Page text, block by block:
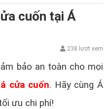
cuốn tại Á
238 lượt xem
bảo an toàn cho mọi
cửa cuốn. Hãy cùng Á
ưu chi phí!